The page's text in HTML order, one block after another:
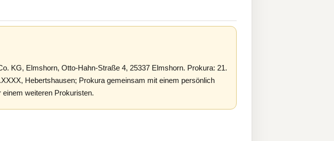
KG, Elmshorn, Otto-Hahn-Straße 4, 25337 Elmshorn. Prokura: 21.
Hebertshausen; Prokura gemeinsam mit einem persönlich
weiteren Prokuristen.